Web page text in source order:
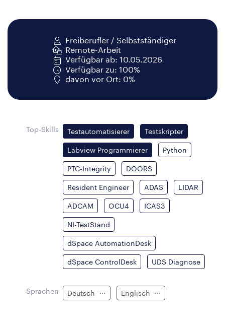
Freiberufler / Selbstständiger
Remote-Arbeit
Verfügbar ab: 10.05.2026
Verfügbar zu: 100%
davon vor Ort: 0%
Top-Skills Testautomatisierer Testskripter
Labview Programmierer Python
PTC-Integrity DOORS
Resident Engineer ADAS LIDAR
ADCAM OCU4 ICAS3
NI-TestStand
dSpace AutomationDesk
dSpace ControlDesk UDS Diagnose
Sprachen Deutsch Englisch